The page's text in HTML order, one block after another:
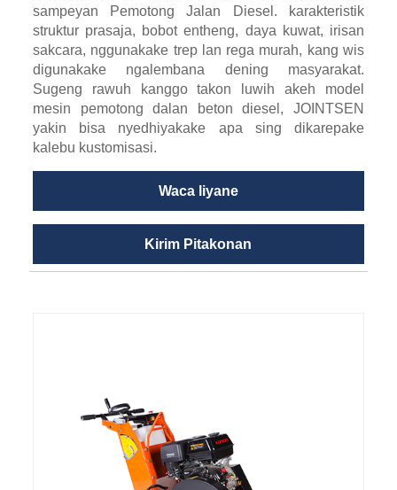
sampeyan Pemotong Jalan Diesel. karakteristik
struktur prasaja, bobot entheng, daya kuwat, irisan
sakcara, nggunakake trep lan rega murah, kang wis
digunakake ngalembana dening masyarakat.
Sugeng rawuh kanggo takon luwih akeh model
mesin pemotong dalan beton diesel, JOINTSEN
yakin bisa nyedhiyakake apa sing dikarepake
kalebu kustomisasi.
Waca liyane
Kirim Pitakonan